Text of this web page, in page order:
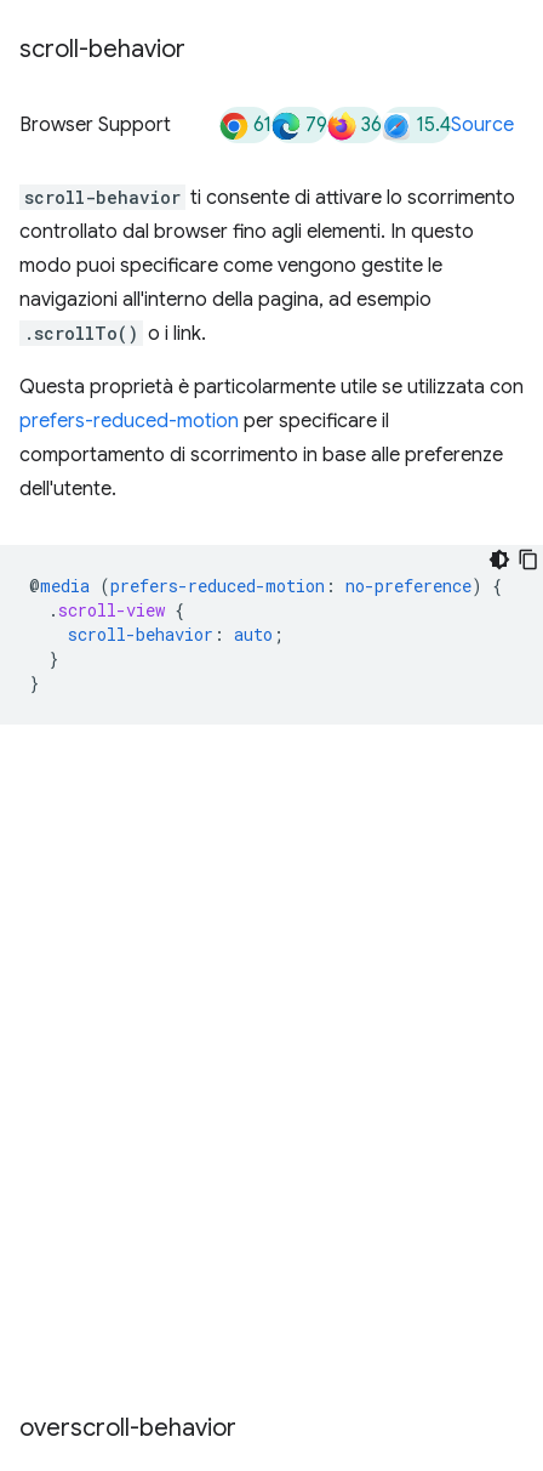
scroll-behavior
Browser Support 61 79 36 15.4Source
scroll-behavior ti consente di attivare lo scorrimento
controllato dal browser fino agli elementi. In questo
modo puoi specificare come vengono gestite le
navigazioni all'interno della pagina, ad esempio
.scrollTo() o i link.
Questa proprietà è particolarmente utile se utilizzata con
prefers-reduced-motion per specificare il
comportamento di scorrimento in base alle preferenze
dell'utente.
@media (prefers-reduced-motion : no-preference)
{
. scroll-view {
scroll-behavior : auto ;
}
}
overscroll-behavior